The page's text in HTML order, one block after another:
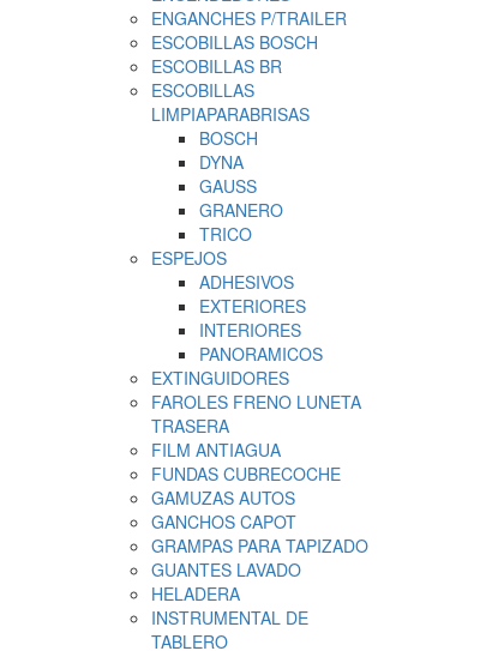
ENGANCHES P/TRAILER
ESCOBILLAS BOSCH
ESCOBILLAS BR
ESCOBILLAS
LIMPIAPARABRISAS
BOSCH
DYNA
GAUSS
GRANERO
TRICO
ESPEJOS
ADHESIVOS
EXTERIORES
INTERIORES
PANORAMICOS
EXTINGUIDORES
FAROLES FRENO LUNETA
TRASERA
FILM ANTIAGUA
FUNDAS CUBRECOCHE
GAMUZAS AUTOS
GANCHOS CAPOT
GRAMPAS PARA TAPIZADO
GUANTES LAVADO
HELADERA
INSTRUMENTAL DE
TABLERO